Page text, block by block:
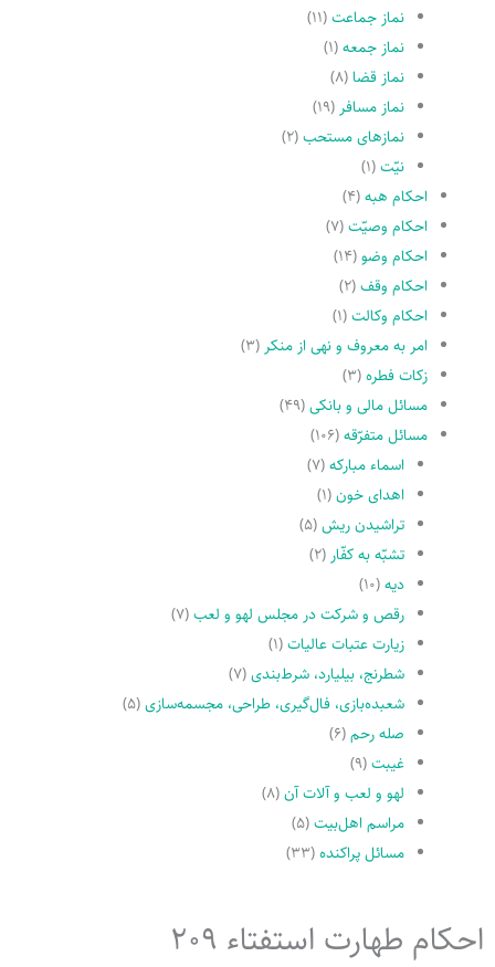
نماز جماعت(۱۱)
نماز جمعه(۱)
نماز قضا(۸)
نماز مسافر (۱۹)
نمازهاى مستحب(۲)
نیّت(۱)
احکام هبه(۴)
احکام وصیّت(۷)
احکام وضو(۱۴)
احکام وقف(۲)
احکام وکالت(۱)
امر به معروف و نهى از منکر (۳)
زکات فطره(۳)
مسائل مالی و بانکی(۴۹)
مسائل متفرّقه(۱۰۶)
اسماء مبارکه(۷)
اهدای خون(۱)
تراشیدن ریش(۵)
تشبّه به کفّار (۲)
دیه(۱۰)
رقص و شرکت در مجلس لهو و لعب(۷)
زیارت عتبات عالیات(۱)
شطرنج، بیلیارد، شرط‌بندی(۷)
شعبده‌بازی، فال‌گیری، طراحی، مجسمه‌سازی(۵)
صله رحم(۶)
غیبت(۹)
لهو و لعب و آلات آن(۸)
مراسم اهل‌بیت(۵)
مسائل پراکنده(۳۳)
احکام طهارت استفتاء 209